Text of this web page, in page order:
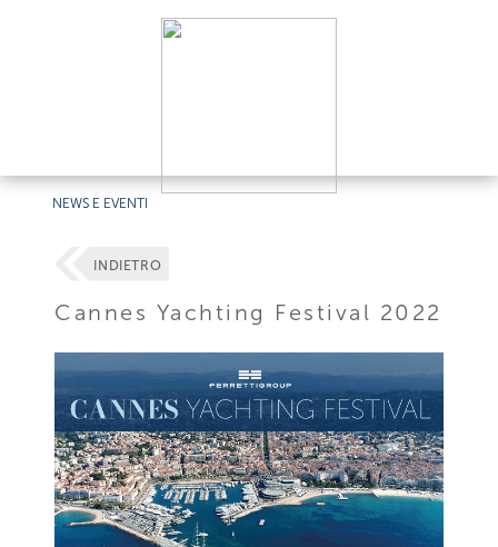
NEWS E EVENTI
INDIETRO
Cannes Yachting Festival 2022